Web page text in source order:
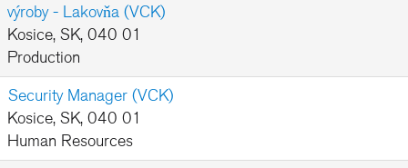
výroby - Lakovňa (VCK)
Kosice, SK, 040 01
Production
Security Manager (VCK)
Kosice, SK, 040 01
Human Resources